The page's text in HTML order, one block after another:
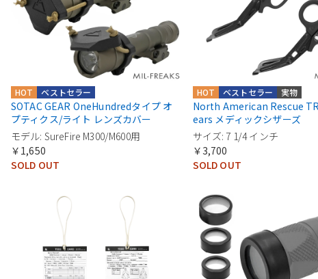
ベストセラー
HOT
SOTAC GEAR OneHundredタイプ オ
プティクス/ライト レンズカバー
モデル: SureFire M300/M600用
￥1,650
SOLD OUT
実物
ベストセラー
HOT
North American Rescue
ears メディックシザーズ
サイズ: 7 1/4 インチ
￥3,700
SOLD OUT